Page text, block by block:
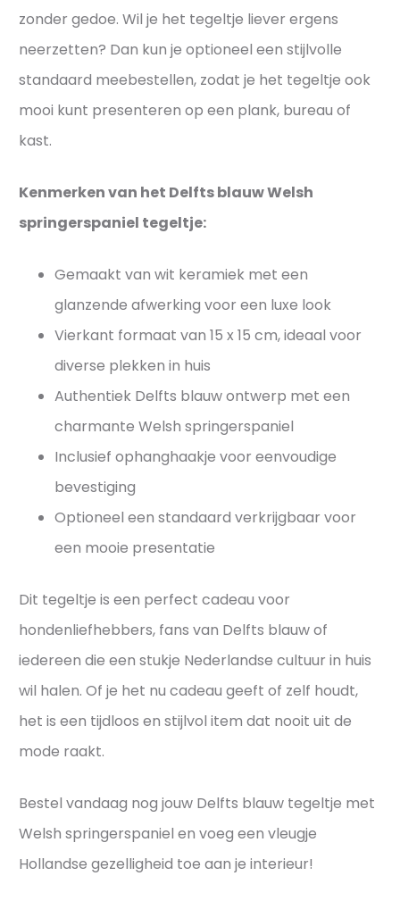
s
s
t
l
t
j
e
zonder gedoe. Wil je het tegeltje liever ergens
neerzetten? Dan kun je optioneel een stijlvolle
standaard meebestellen, zodat je het tegeltje ook
mooi kunt presenteren op een plank, bureau of
kast.
Kenmerken van het Delfts blauw Welsh
springerspaniel tegeltje:
Gemaakt van wit keramiek met een
glanzende afwerking voor een luxe look
Vierkant formaat van 15 x 15 cm, ideaal voor
diverse plekken in huis
Authentiek Delfts blauw ontwerp met een
charmante Welsh springerspaniel
Inclusief ophanghaakje voor eenvoudige
bevestiging
Optioneel een standaard verkrijgbaar voor
een mooie presentatie
Dit tegeltje is een perfect cadeau voor
hondenliefhebbers, fans van Delfts blauw of
iedereen die een stukje Nederlandse cultuur in huis
wil halen. Of je het nu cadeau geeft of zelf houdt,
het is een tijdloos en stijlvol item dat nooit uit de
mode raakt.
Bestel vandaag nog jouw Delfts blauw tegeltje met
Welsh springerspaniel en voeg een vleugje
Hollandse gezelligheid toe aan je interieur!